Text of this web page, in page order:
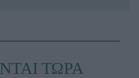
ΤΩΡΑ